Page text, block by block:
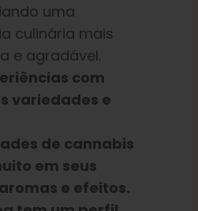
uma
culinária mais
e agradável.
com
variedades e
de cannabis
em seus
e efeitos.